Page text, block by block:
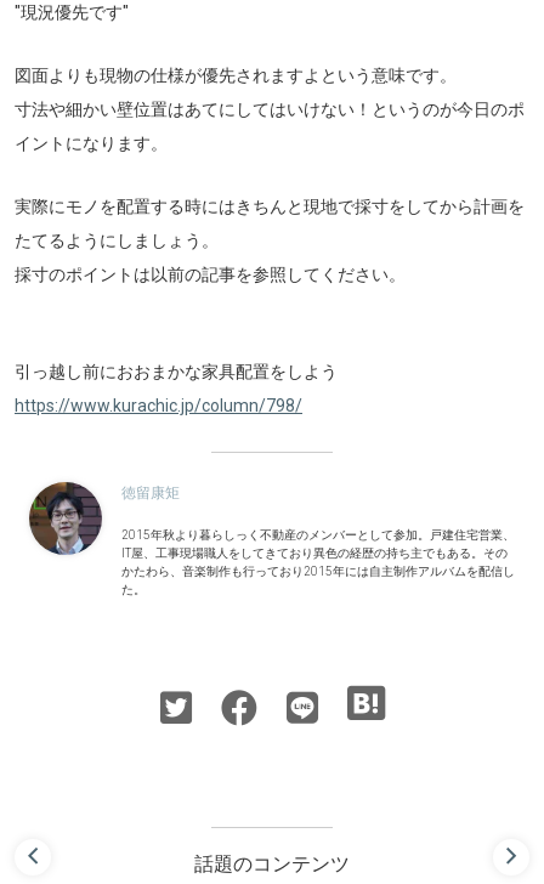
"現況優先です"
図面よりも現物の仕様が優先されますよという意味です。
寸法や細かい壁位置はあてにしてはいけない！というのが今日のポ
イントになります。
実際にモノを配置する時にはきちんと現地で採寸をしてから計画を
たてるようにしましょう。
採寸のポイントは以前の記事を参照してください。
引っ越し前におおまかな家具配置をしよう
https://www.kurachic.jp/column/798/
徳留康矩
2015年秋より暮らしっく不動産のメンバーとして参加。戸建住宅営業、
IT屋、工事現場職人をしてきており異色の経歴の持ち主でもある。その
かたわら、音楽制作も行っており2015年には自主制作アルバムを配信し
た。
話題のコンテンツ